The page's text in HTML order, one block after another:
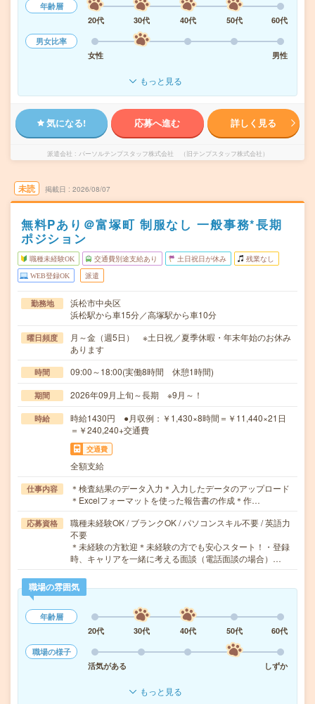
年齢層
20代
30代 40代 50代
60代
男女比率
女性
男性
もっと見る
気になる! 応募へ進む 詳しく見る
派遣会社 パーソルテンプスタッフ株式会社 （旧テンプスタッフ株式会社）
未読 掲載日 2026/08/07
無料Pあり＠富塚町 制服なし 一般事務*長期
ポジション
職種未経験OK 交通費別途支給あり 土日祝日が休み 残業なし
WEB登録OK 派遣
勤務地
浜松市中央区
浜松駅から車15分／高塚駅から車10分
曜日頻度
月～金（週5日） ※土日祝／夏季休暇・年末年始のお休み
あります
時間 09:00～18:00(実働8時間 休憩1時間)
期間 2026年09月上旬～長期 ※9月～！
時給
時給1430円 ●月収例：￥1,430×8時間＝￥11,440×21日
＝￥240,240+交通費
交通費
全額支給
仕事内容
＊検査結果のデータ入力＊入力したデータのアップロード
＊Excelフォーマットを使った報告書の作成＊作…
応募資格
職種未経験OK / ブランクOK / パソコンスキル不要 / 英語力
不要
＊未経験の方歓迎＊未経験の方でも安心スタート！・登録
時、キャリアを一緒に考える面談（電話面談の場合）…
職場の雰囲気
年齢層
20代
30代 40代 50代
60代
職場の様子
活気がある
しずか
もっと見る